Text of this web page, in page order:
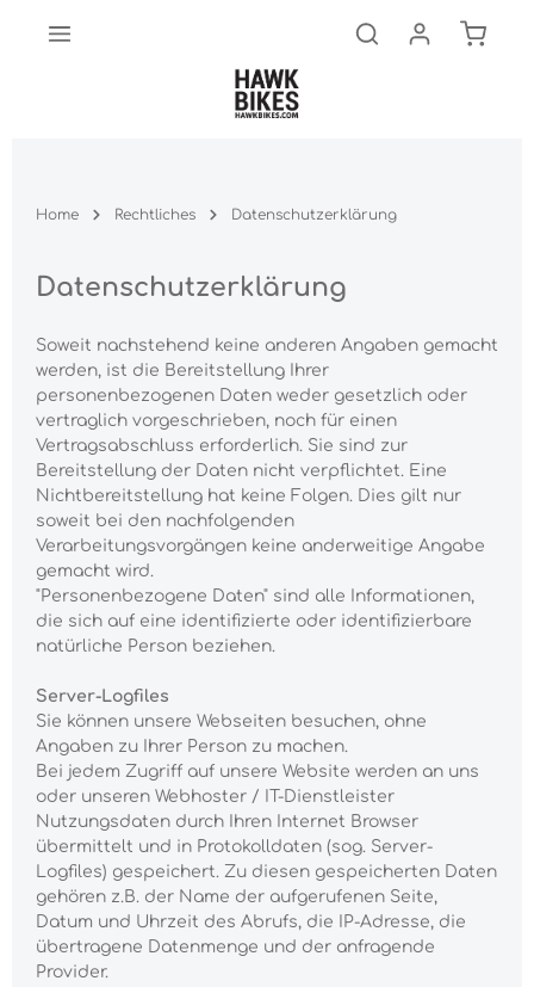
Zum Hauptinhalt springen
Home Rechtliches Datenschutzerklärung
Datenschutzerklärung
Soweit nachstehend keine anderen Angaben gemacht
werden, ist die Bereitstellung Ihrer
personenbezogenen Daten weder gesetzlich oder
vertraglich vorgeschrieben, noch für einen
Vertragsabschluss erforderlich. Sie sind zur
Bereitstellung der Daten nicht verpflichtet. Eine
Nichtbereitstellung hat keine Folgen. Dies gilt nur
soweit bei den nachfolgenden
Verarbeitungsvorgängen keine anderweitige Angabe
gemacht wird.
"Personenbezogene Daten" sind alle Informationen,
die sich auf eine identifizierte oder identifizierbare
natürliche Person beziehen.
Server-Logfiles
Sie können unsere Webseiten besuchen, ohne
Angaben zu Ihrer Person zu machen.
Bei jedem Zugriff auf unsere Website werden an uns
oder unseren Webhoster / IT-Dienstleister
Nutzungsdaten durch Ihren Internet Browser
übermittelt und in Protokolldaten (sog. Server-
Logfiles) gespeichert. Zu diesen gespeicherten Daten
gehören z.B. der Name der aufgerufenen Seite,
Datum und Uhrzeit des Abrufs, die IP-Adresse, die
übertragene Datenmenge und der anfragende
Provider.